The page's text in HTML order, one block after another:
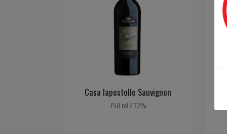
Casa lapostolle Sauvignon
750 ml /13%